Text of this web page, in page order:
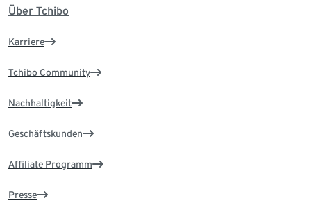
Über Tchibo
Karriere
Tchibo Community
Nachhaltigkeit
Geschäftskunden
Affiliate Programm
Presse